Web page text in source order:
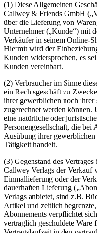
(1) Diese Allgemeinen
Callwey & Friends GmbH
über die Lieferung von
Unternehmer („Kunde“) mit
Verkäufer in seinem Online-
Hiermit wird der
Kunden widersprochen, es
Kunden vereinbart.
(2) Verbraucher im Sinne
ein Rechtsgeschäft zu
ihrer gewerblichen noch
zugerechnet werden können.
eine natürliche oder
Personengesellschaft, die bei
Ausübung ihrer
Tätigkeit handelt.
(3) Gegenstand des
Callwey Verlags der Verkauf
Einmallieferung oder der
dauerhaften Lieferung
Verlags anbietet, sind z.B.
Artikel und zeitlich
Abonnements verpflichtet
vertraglich geschuldete Ware